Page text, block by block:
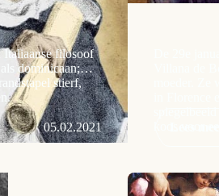
filosoof
dominicaan;
stierf,
05.02.2021